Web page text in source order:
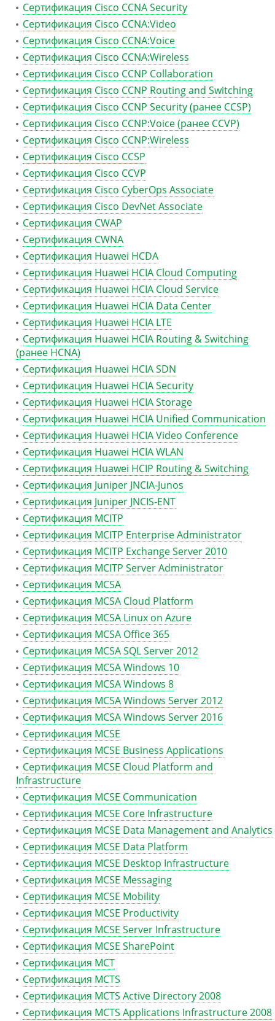
Сертификация Cisco CCNA Security
Сертификация Cisco CCNA:Video
Сертификация Cisco CCNA:Voice
Сертификация Cisco CCNA:Wireless
Сертификация Cisco CCNP Collaboration
Сертификация Cisco CCNP Routing and Switching
Сертификация Cisco CCNP Security (ранее CCSP)
Сертификация Cisco CCNP:Voice (ранее CCVP)
Сертификация Cisco CCNP:Wireless
Сертификация Cisco CCSP
Сертификация Cisco CCVP
Сертификация Cisco CyberOps Associate
Сертификация Cisco DevNet Associate
Сертификация CWAP
Сертификация CWNA
Сертификация Huawei HCDA
Сертификация Huawei HCIA Cloud Computing
Сертификация Huawei HCIA Cloud Service
Сертификация Huawei HCIA Data Center
Сертификация Huawei HCIA LTE
Сертификация Huawei HCIA Routing & Switching
(ранее HCNA)
Сертификация Huawei HCIA SDN
Сертификация Huawei HCIA Security
Сертификация Huawei HCIA Storage
Сертификация Huawei HCIA Unified Communication
Сертификация Huawei HCIA Video Conference
Сертификация Huawei HCIA WLAN
Сертификация Huawei HCIP Routing & Switching
Сертификация Juniper JNCIA-Junos
Сертификация Juniper JNCIS-ENT
Сертификация MCITP
Сертификация MCITP Enterprise Administrator
Сертификация MCITP Exchange Server 2010
Сертификация MCITP Server Administrator
Сертификация MCSA
Сертификация MCSA Cloud Platform
Сертификация MCSA Linux on Azure
Сертификация MCSA Office 365
Сертификация MCSA SQL Server 2012
Сертификация MCSA Windows 10
Сертификация MCSA Windows 8
Сертификация MCSA Windows Server 2012
Сертификация MCSA Windows Server 2016
Сертификация MCSE
Сертификация MCSE Business Applications
Сертификация MCSE Cloud Platform and
Infrastructure
Сертификация MCSE Communication
Сертификация MCSE Core Infrastructure
Сертификация MCSE Data Management and Analytics
Сертификация MCSE Data Platform
Сертификация MCSE Desktop Infrastructure
Сертификация MCSE Messaging
Сертификация MCSE Mobility
Сертификация MCSE Productivity
Сертификация MCSE Server Infrastructure
Сертификация MCSE SharePoint
Сертификация MCT
Сертификация MCTS
Сертификация MCTS Active Directory 2008
Сертификация MCTS Applications Infrastructure 2008